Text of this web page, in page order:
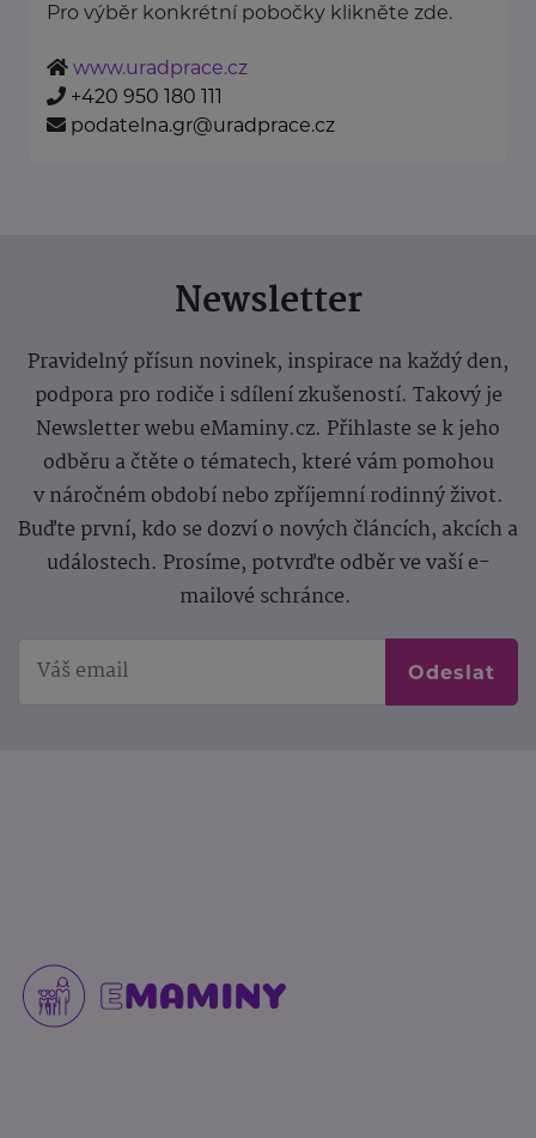
Pro výběr konkrétní pobočky klikněte zde.
www.uradprace.cz
+420 950 180 111
podatelna.gr@uradprace.cz
Newsletter
Pravidelný přísun novinek, inspirace na každý den,
podpora pro rodiče i sdílení zkušeností. Takový je
Newsletter webu eMaminy.cz. Přihlaste se k jeho
odběru a čtěte o tématech, které vám pomohou
v náročném období nebo zpříjemní rodinný život.
Buďte první, kdo se dozví o nových článcích, akcích a
událostech. Prosíme, potvrďte odběr ve vaší e-
mailové schránce.
Odeslat